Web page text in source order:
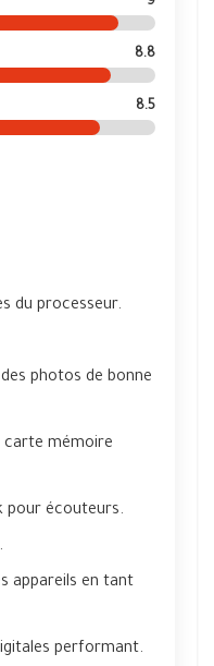
8.8
8.5
du processeur.
photos de bonne
carte mémoire
pour écouteurs.
appareils en tant
performant.